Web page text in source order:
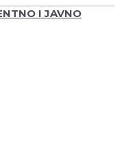
I JAVNO